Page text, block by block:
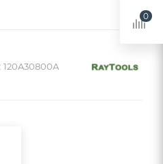
120A30800A
0